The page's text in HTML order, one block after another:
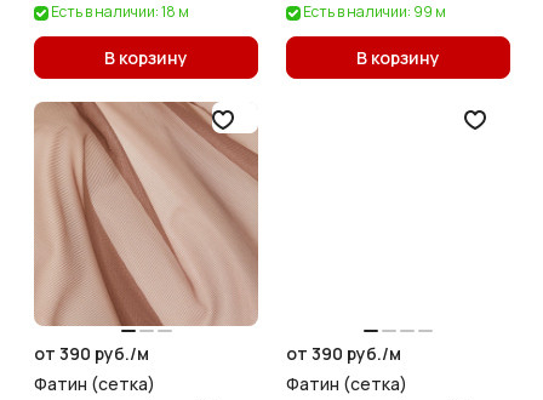
Есть в наличии: 18 м
В корзину
Есть в наличии: 99 м
В корзину
от 390 руб./м
Фатин (сетка)
от 390 руб./м
Фатин (сетка)